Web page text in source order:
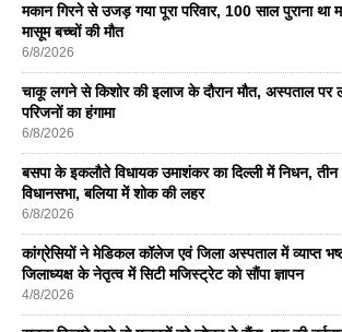
मकान गिरने से उजड़ गया पूरा परिवार, 100 साल पुराना था
मासूम बच्चों की मौत
6/8/2026
चाकू लगने से किशोर की इलाज के दौरान मौत, अस्पताल पर
परिजनों का हंगामा
6/8/2026
बसपा के इकलाैते विधायक उमाशंकर का दिल्ली में निधन, तीन
विधानसभा, बलिया में शोक की लहर
6/8/2026
कांग्रेसियों ने मेडिकल कॉलेज एवं जिला अस्पताल में व्याप्त
जिलाध्यक्ष के नेतृत्व में सिटी मजिस्ट्रेट को सौंपा ज्ञापन
4/8/2026